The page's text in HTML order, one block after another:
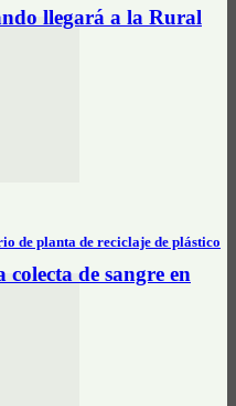
de planta de reciclaje de plástico
llegará a la Rural
de sangre en